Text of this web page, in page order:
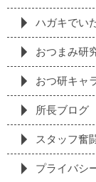
ハガキでい
おつまみ研
おつ研キャ
所長ブログ
スタッフ奮
プライバシ